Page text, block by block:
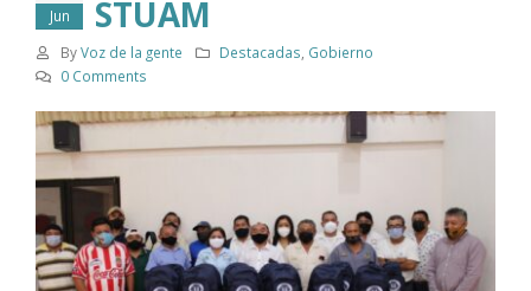
Jun
STUAM
ByVoz de la gente Destacadas, Gobierno
0 Comments